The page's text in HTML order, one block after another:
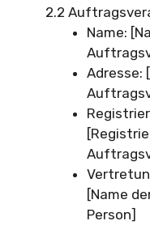
2.2
Name:
Adresse:
[Name
Person]